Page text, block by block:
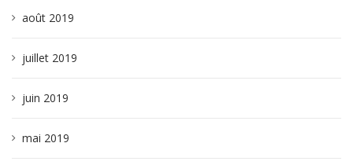
août 2019
juillet 2019
juin 2019
mai 2019